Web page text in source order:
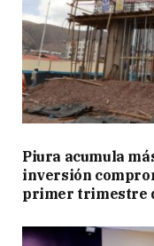
Piura acumula
inversión
primer trimestre